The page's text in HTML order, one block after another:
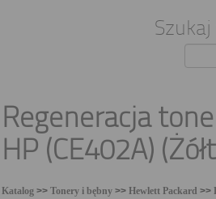
Kontakt
Sklep internetowy
Regeneracja
HP (CE402A)
Katalog >> Tonery i bębny >> Hewlett Packard >>